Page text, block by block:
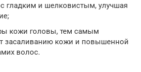
гладким и шелковистым, улучшая
кожи головы, тем самым
засаливанию кожи и повышенной
волос.